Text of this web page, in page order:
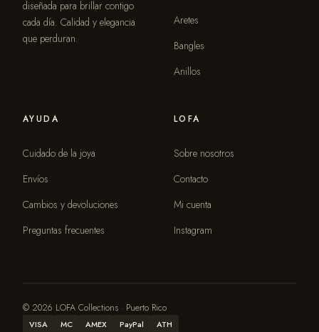
diseñada para brillar contigo
cada día. Calidad y elegancia
que perduran.
Aretes
Bangles
Anillos
AYUDA
Cuidado de la joya
Envíos
Cambios y devoluciones
Preguntas frecuentes
LOFA
Sobre nosotros
Contacto
Mi cuenta
Instagram
© 2026 LOFA Collections · Puerto Rico
VISA MC AMEX PayPal ATH